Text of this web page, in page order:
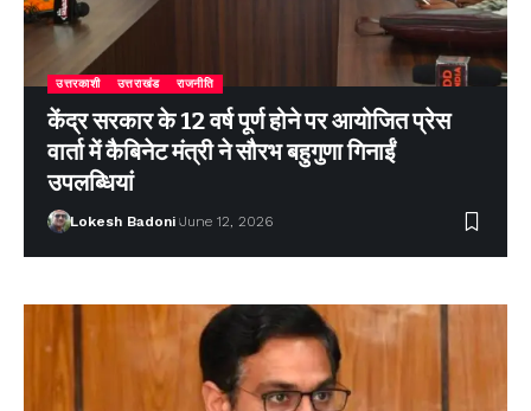
उत्तरकाशी उत्तराखंड राजनीति
केंद्र सरकार के 12 वर्ष पूर्ण होने पर आयोजित प्रेस
वार्ता में कैबिनेट मंत्री ने सौरभ बहुगुणा गिनाईं
उपलब्धियां
Lokesh Badoni June 12, 2026